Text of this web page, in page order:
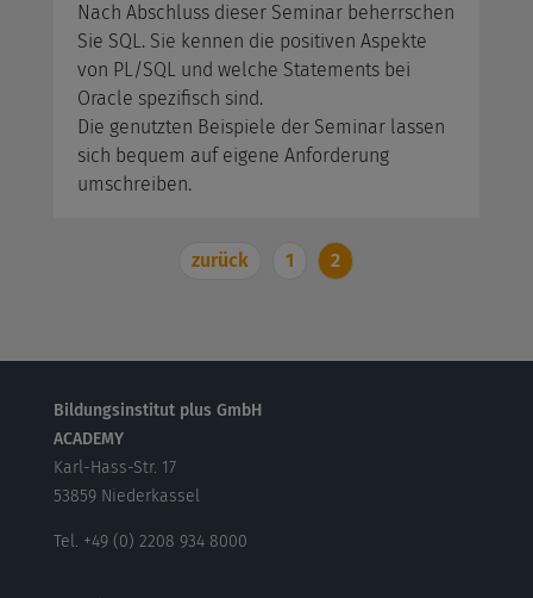
Nach Abschluss dieser Seminar beherrschen
Sie SQL. Sie kennen die positiven Aspekte
von PL/SQL und welche Statements bei
Oracle spezifisch sind.
Die genutzten Beispiele der Seminar lassen
sich bequem auf eigene Anforderung
umschreiben.
zurück 1 2
Bildungsinstitut plus GmbH
ACADEMY
Karl-Hass-Str. 17
53859 Niederkassel
Tel. +49 (0) 2208 934 8000